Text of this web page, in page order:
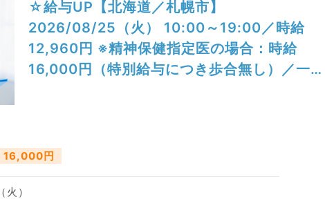
☆給与UP【北海道／札幌市】
2026/08/25（火） 10:00～19:00／時給
12,960円 ※精神保健指定医の場合：時給
16,000円（特別給与につき歩合無し）／一般
16,000円
）